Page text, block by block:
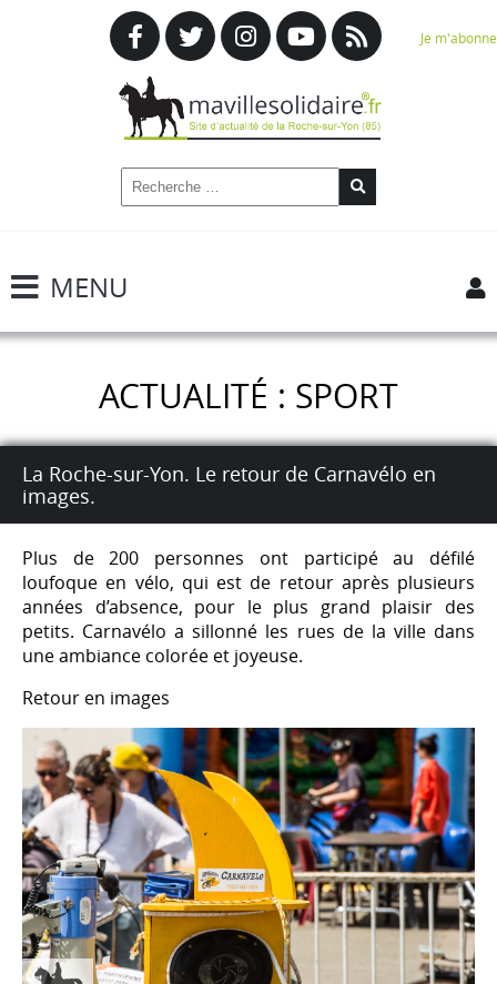
Je m'abonne
MENU
ACTUALITÉ : SPORT
La Roche-sur-Yon. Le retour de Carnavélo en
images.
Plus de 200 personnes ont participé au défilé
loufoque en vélo, qui est de retour après plusieurs
années d’absence, pour le plus grand plaisir des
petits. Carnavélo a sillonné les rues de la ville dans
une ambiance colorée et joyeuse.
Retour en images